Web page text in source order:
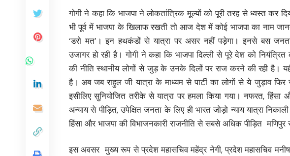
गोगी ने कहा कि भाजपा ने लोकतांत्रिक मूल्यों को पूरी तरह से ध्वस्त कर
भी पूर्व में भाजपा के खिलाफ रखती तो आज देश में कोई भाजपा का नाम
‘डरो मत’। इन हथकंडों से यात्रा पर असर नहीं पड़ेगा। इनसे बस
उजागर हो रही है। गोगी ने कहा कि भाजपा दिल्ली से पूरे देश को
की नीति स्थानीय लोगों से जुड़ के उनके दिलों पर राज करने की रही है।
है। अब जब राहुल जी यात्रा के माध्यम से पार्टी का लोगों से ये जुड़ाव फिर
इसीलिए सुनियोजित तरीके से यात्रा पर हमला किया गया। नफरत,
अन्याय से पीड़ित, उपेक्षित जनता के लिए ही भारत जोड़ो न्याय यात्रा
हिंसा और भाजपा की विभाजनकारी राजनीति से सबसे अधिक पीड़ित मणिपुर
इस अवसर मुख्य रूप से प्रदेश महासचिव महेंद्र नेगी, प्रदेश महासचिव मनीष